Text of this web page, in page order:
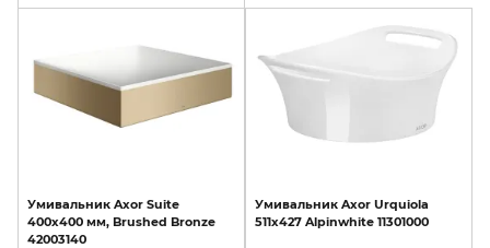
Умивальник Axor Suite
400x400 мм, Brushed Bronze
42003140
Умивальник Axor Urquiola
511х427 Alpinwhite 11301000